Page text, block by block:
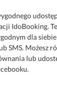
IdoBooking.
dla siebie
SMS. Możesz
lub